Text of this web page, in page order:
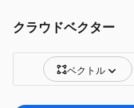
クラウドベクター
ベクトル